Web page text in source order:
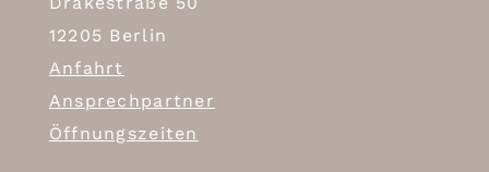
12205 Berlin
Anfahrt
Ansprechpartner
Öffnungszeiten